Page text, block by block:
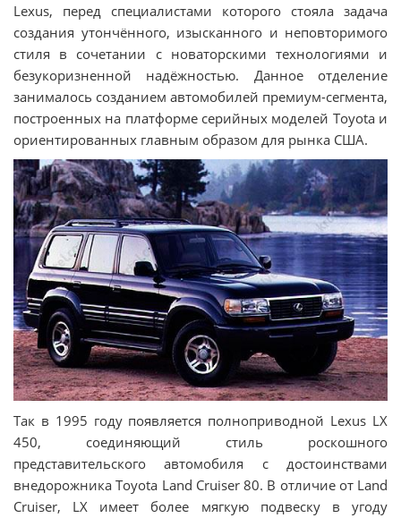
Lexus, перед специалистами которого стояла задача
создания утончённого, изысканного и неповторимого
стиля в сочетании с новаторскими технологиями и
безукоризненной надёжностью. Данное отделение
занималось созданием автомобилей премиум-сегмента,
построенных на платформе серийных моделей Toyota и
ориентированных главным образом для рынка США.
Так в 1995 году появляется полноприводной Lexus LX
450, соединяющий стиль роскошного
представительского автомобиля с достоинствами
внедорожника Toyota Land Cruiser 80. В отличие от Land
Cruiser, LX имеет более мягкую подвеску в угоду